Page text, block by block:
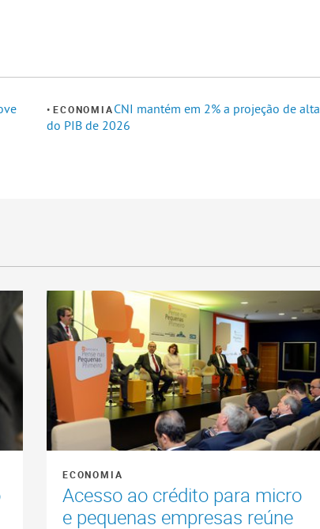
ECONOMIACNI mantém em 2% a projeção de alta
do PIB de 2026
ECONOMIA
Acesso ao crédito para micro
e pequenas empresas reúne